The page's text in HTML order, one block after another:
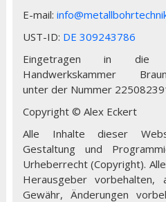
E-mail:
UST-ID: DE 309243786
Eingetragen in die
Handwerkskammer
unter der Nummer
Copyright © Alex Eckert
Alle Inhalte dieser
Gestaltung und
Urheberrecht (Copyright).
Herausgeber vorbehalten,
Gewähr, Änderungen